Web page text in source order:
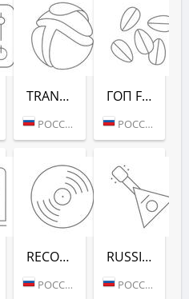
TRANCEMISSION (РАДИО РЕКОРД)
РОССИЯ (МОСКВА)
ГОП FM (РАДИО РЕКОРД)
РОССИЯ (МОСКВА)
RECORD DEEP (РАДИО РЕКОРД)
РОССИЯ (МОСКВА)
RUSSIAN MIX (РАДИО РЕКОРД)
РОССИЯ (МОСКВА)